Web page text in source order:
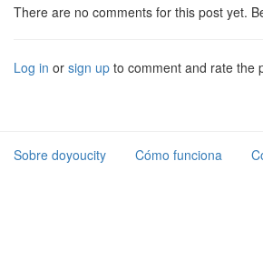
There are no comments for this post yet.
Log in or sign up to comment and rate the
Sobre doyoucity Cómo funciona